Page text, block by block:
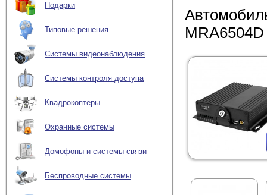
Подарки
Типовые решения
Системы видеонаблюдения
Системы контроля доступа
Квадрокоптеры
Охранные системы
Домофоны и системы связи
Беспроводные системы
MRA6504D